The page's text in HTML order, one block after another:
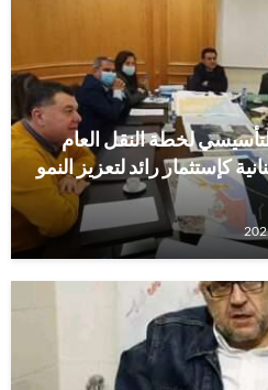
لخطة النقل العام
كإستثمار رائد لتعزيز النمو